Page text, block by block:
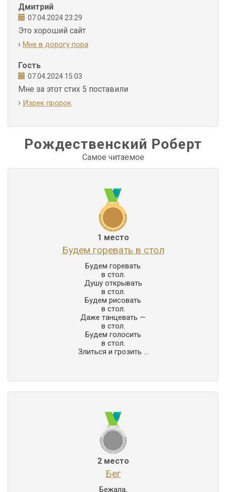
Дмитрий
07.04.2024 23:29
Это хороший сайт
› Мне в дорогу пора
Гость
07.04.2024 15:03
Мне за этот стих 5 поставили
› Изрек пророк
Рождественский Роберт
Самое читаемое
1 место
Будем горевать в стол
Будем горевать
в стол.
Душу открывать
в стол.
Будем рисовать
в стол.
Даже танцевать —
в стол.
Будем голосить
в стол.
Злиться и грозить ...
2 место
Бег
Бежала,